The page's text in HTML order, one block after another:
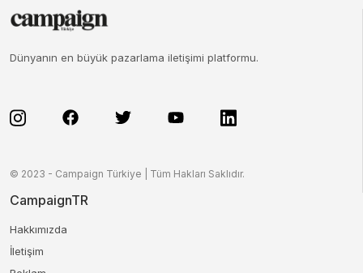
Dünyanın en büyük pazarlama iletişimi platformu.
© 2023 - Campaign Türkiye | Tüm Hakları Saklıdır.
CampaignTR
Hakkımızda
İletişim